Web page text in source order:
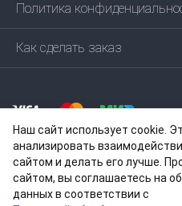
Наш сайт использует cookie.
анализировать
сайтом и делать его лучше.
сайтом, вы соглашаетесь на
данных в соответствии c
Политика
Как сделать заказ